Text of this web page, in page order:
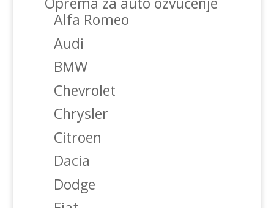
Alfa Romeo
Audi
BMW
Chevrolet
Chrysler
Citroen
Dacia
Dodge